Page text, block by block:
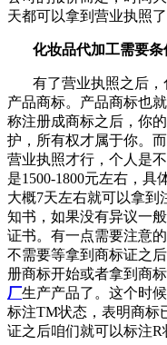
天都可以拿到营业执照了
化妆品代加工需要条
有了营业执照之后，
产品商标。产品商标也
称注册成商标之后，你
护，所有权才属于你。
营业执照才行，个人是
是1500-1800元左右，具
大概7天左右就可以拿到
知书，如果没有异议一
证书。有一点需要注意
不需要等拿到商标证之
册商标开始或者拿到商
厂生产产品了。这个时
标注TM状态，表明商标
证之后咱们就可以标注R